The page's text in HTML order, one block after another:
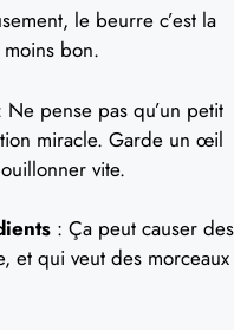
le beurre c’est la
bon.
Ne pense pas qu’un petit
miracle. Garde un œil
vite.
: Ça peut causer des
et qui veut des morceaux